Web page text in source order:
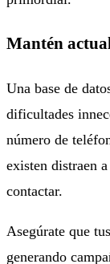
Mantén
Una base de
dificultades
número de
existen distraen
contactar.
Asegúrate que
generando